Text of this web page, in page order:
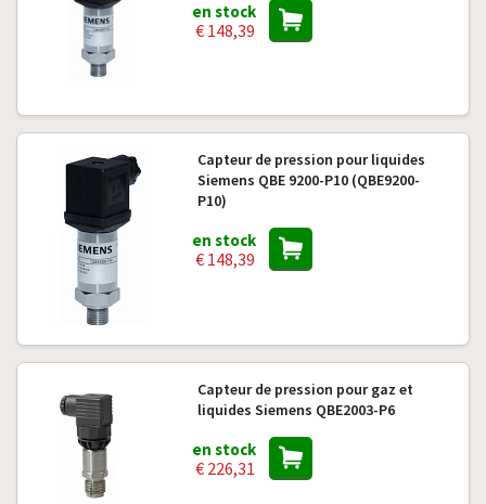
en stock
€ 148,39
Capteur de pression pour liquides
Siemens QBE 9200-P10 (QBE9200-
P10)
en stock
€ 148,39
Capteur de pression pour gaz et
liquides Siemens QBE2003-P6
en stock
€ 226,31